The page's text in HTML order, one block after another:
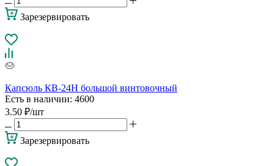
Зарезервировать
Капсюль КВ-24Н большой винтовочный
Есть в наличии: 4600
3.50 ₽/шт
Зарезервировать